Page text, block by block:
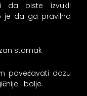
da biste izvukli
je da ga pravilno
stomak
povećavati dozu
i bolje.